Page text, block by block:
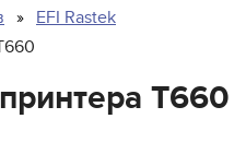
EFI Rastek
T660